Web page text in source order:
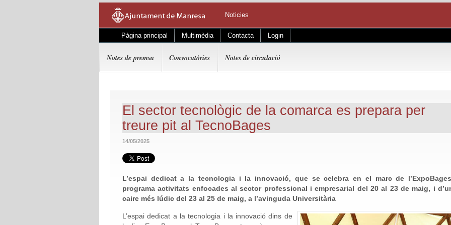
Noticies
Pàgina principal Multimèdia Contacta Login
Notes de premsa Convocatòries Notes de circulació
El sector tecnològic de la comarca es prepara per
treure pit al TecnoBages
14/05/2025
L’espai dedicat a la tecnologia i la innovació, que se celebra en el marc de
programa activitats enfocades al sector professional i empresarial del 20 al 23 de maig, i
caire més lúdic del 23 al 25 de maig, a l’avinguda Universitària
L’espai dedicat a la tecnologia i la innovació dins de